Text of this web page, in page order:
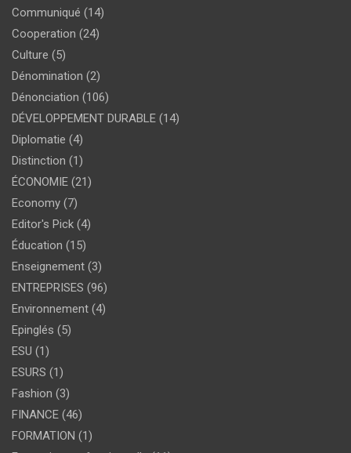
Communiqué (14)
Cooperation (24)
Culture (5)
Dénomination (2)
Dénonciation (106)
DÉVELOPPEMENT DURABLE (14)
Diplomatie (4)
Distinction (1)
ÉCONOMIE (21)
Economy (7)
Editor's Pick (4)
Éducation (15)
Enseignement (3)
ENTREPRISES (96)
Environnement (4)
Epinglés (5)
ESU (1)
ESURS (1)
Fashion (3)
FINANCE (46)
FORMATION (1)